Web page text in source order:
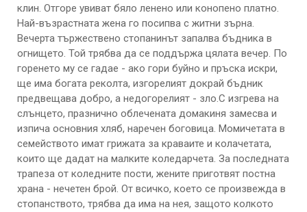
клин. Отгоре увиват бяло ленено или конопено платно.
Най-възрастната жена го посипва с житни зърна.
Вечерта тържествено стопанинът запалва бъдника в
огнището. Той трябва да се поддържа цялата вечер. По
горенето му се гадае - ако гори буйно и пръска искри,
ще има богата реколта, изгорелият докрай бъдник
предвещава добро, а недогорелият - зло.С изгрева на
слънцето, празнично облечената домакиня замесва и
изпича основния хляб, наречен боговица. Момичетата в
семейството имат грижата за краваите и колачетата,
които ще дадат на малките коледарчета. За последната
трапеза от коледните пости, жените приготвят постна
храна - нечетен брой. От всичко, което се произвежда в
стопанството, трябва да има на нея, защото колкото